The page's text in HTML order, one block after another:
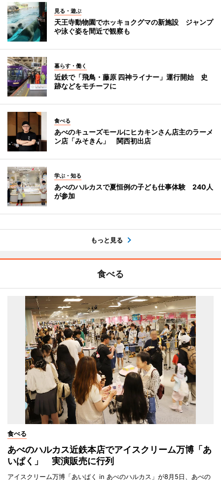
見る・遊ぶ
天王寺動物園でホッキョクグマの新施設 ジャンプ
や泳ぐ姿を間近で観察も
暮らす・働く
近鉄で「飛鳥・藤原 四神ライナー」運行開始 史
跡などをモチーフに
食べる
あべのキューズモールにヒカキンさん店主のラーメ
ン店「みそきん」 関西初出店
学ぶ・知る
あべのハルカスで夏恒例の子ども仕事体験 240人
が参加
もっと見る
食べる
食べる
あべのハルカス近鉄本店でアイスクリーム万博「あ
いぱく」 実演販売に行列
アイスクリーム万博「あいぱく in あべのハルカス」が8月5日、あべの